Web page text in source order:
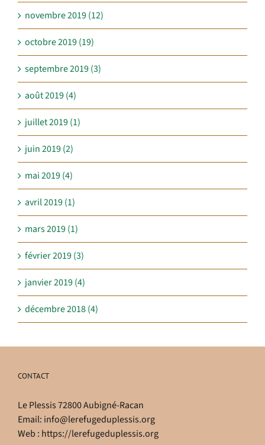
novembre 2019 (12)
octobre 2019 (19)
septembre 2019 (3)
août 2019 (4)
juillet 2019 (1)
juin 2019 (2)
mai 2019 (4)
avril 2019 (1)
mars 2019 (1)
février 2019 (3)
janvier 2019 (4)
décembre 2018 (4)
CONTACT
Le Plessis 72800 Aubigné-Racan
Email: info@lerefugeduplessis.org
Web : https://lerefugeduplessis.org